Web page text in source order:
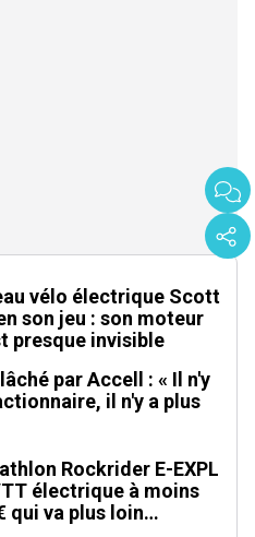
vélo électrique Scott
son jeu : son moteur
presque invisible
par Accell : « Il n'y
il n'y a plus
Rockrider E-EXPL
électrique à moins
qui va plus loin